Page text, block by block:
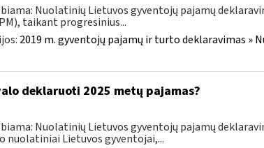
Nuolatinių Lietuvos gyventojų pajamų
taikant progresinius...
2019 m. gyventojų pajamų ir turto deklaravimas »
deklaruoti 2025 metų pajamas?
Nuolatinių Lietuvos gyventojų pajamų
nuolatiniai Lietuvos gyventojai,...